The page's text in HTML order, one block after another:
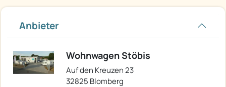
Anbieter
Wohnwagen Stöbis
Auf den Kreuzen 23
32825 Blomberg